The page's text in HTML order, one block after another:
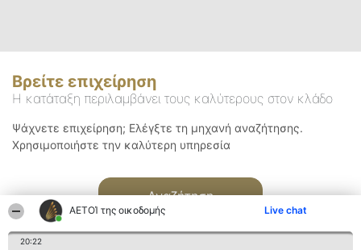
ΑΕΤΟΊ της οικοδομής Live chat
20:22
Βρείτε επιχείρηση
Η κατάταξη περιλαμβάνει τους καλύτερους στον κλάδο
Ψάχνετε επιχείρηση; Ελέγξτε τη μηχανή αναζήτησης.
Χρησιμοποιήστε την καλύτερη υπηρεσία
Αναζήτηση